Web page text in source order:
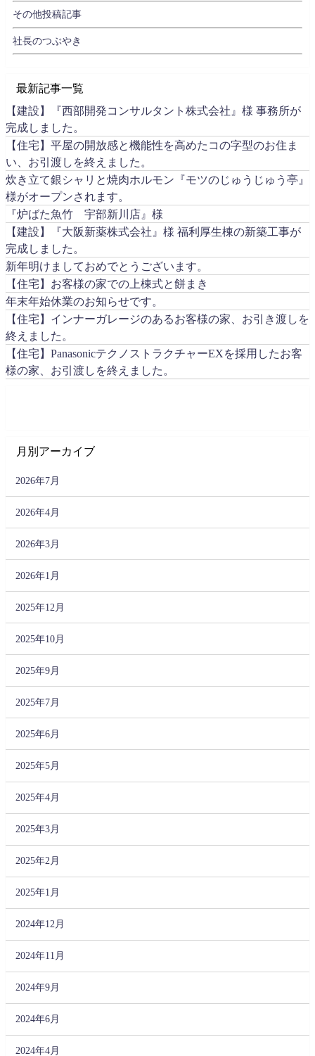
その他投稿記事
社長のつぶやき
最新記事一覧
【建設】『西部開発コンサルタント株式会社』様 事務所が
完成しました。
【住宅】平屋の開放感と機能性を高めたコの字型のお住ま
い、お引渡しを終えました。
炊き立て銀シャリと焼肉ホルモン『モツのじゅうじゅう亭』
様がオープンされます。
『炉ばた魚竹 宇部新川店』様
【建設】『大阪新薬株式会社』様 福利厚生棟の新築工事が
完成しました。
新年明けましておめでとうございます。
【住宅】お客様の家での上棟式と餅まき
年末年始休業のお知らせです。
【住宅】インナーガレージのあるお客様の家、お引き渡しを
終えました。
【住宅】PanasonicテクノストラクチャーEXを採用したお客
様の家、お引渡しを終えました。
月別アーカイブ
2026年7月
2026年4月
2026年3月
2026年1月
2025年12月
2025年10月
2025年9月
2025年7月
2025年6月
2025年5月
2025年4月
2025年3月
2025年2月
2025年1月
2024年12月
2024年11月
2024年9月
2024年6月
2024年4月